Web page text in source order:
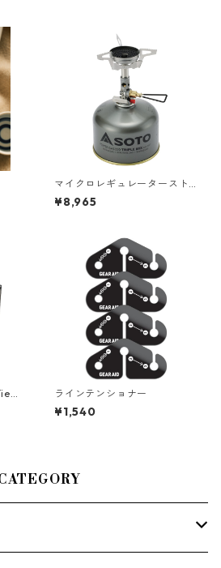
マイクロレギュレータースト
ーブウインドマスター
¥8,965
ラインテンショナー
¥1,540